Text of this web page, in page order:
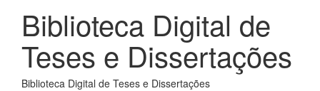
Biblioteca Digital de
Teses e Dissertações
Biblioteca Digital de Teses e Dissertações